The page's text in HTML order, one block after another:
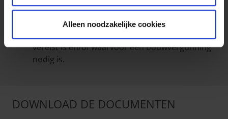
Alleen noodzakelijke cookies
voor professionelen in de bouw zijn
uitgesloten, de schadegevallen i.v.m. werken
vereist is en/of waarvoor een bouwvergunning
nodig is.
DOWNLOAD DE DOCUMENTEN